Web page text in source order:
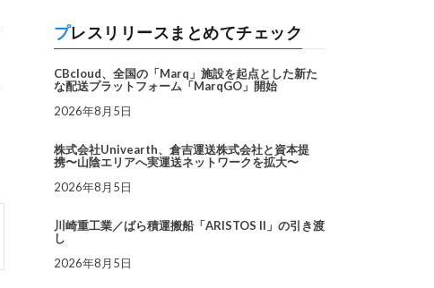
プレスリリースまとめてチェック
CBcloud、全国の「Marq」施設を起点とした新た
な配送プラットフォーム「MarqGO」開始
2026年8月5日
株式会社Univearth、倉吉運送株式会社と資本提
携〜山陰エリアへ実運送ネットワークを拡大〜
2026年8月5日
川崎重工業／ばら積運搬船「ARISTOS II」の引き渡
し
2026年8月5日